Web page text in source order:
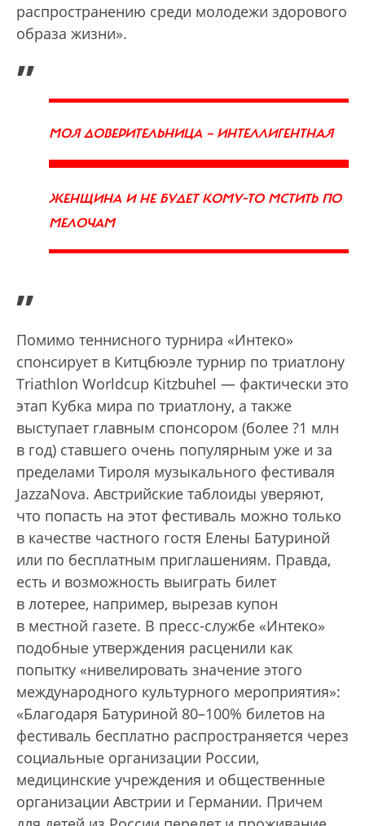
распространению среди молодежи здорового
образа жизни».
„
МОЯ ДОВЕРИТЕЛЬНИЦА — ИНТЕЛЛИГЕНТНАЯ
ЖЕНЩИНА И НЕ БУДЕТ КОМУ-ТО МСТИТЬ ПО
МЕЛОЧАМ
”
Помимо теннисного турнира «Интеко»
спонсирует в Китцбюэле турнир по триатлону
Triathlon Worldcup Kitzbuhel — фактически это
этап Кубка мира по триатлону, а также
выступает главным спонсором (более ?1 млн
в год) ставшего очень популярным уже и за
пределами Тироля музыкального фестиваля
JazzaNova. Австрийские таблоиды уверяют,
что попасть на этот фестиваль можно только
в качестве частного гостя Елены Батуриной
или по бесплатным приглашениям. Правда,
есть и возможность выиграть билет
в лотерее, например, вырезав купон
в местной газете. В пресс-службе «Интеко»
подобные утверждения расценили как
попытку «нивелировать значение этого
международного культурного мероприятия»:
«Благодаря Батуриной 80–100% билетов на
фестиваль бесплатно распространяется через
социальные организации России,
медицинские учреждения и общественные
организации Австрии и Германии. Причем